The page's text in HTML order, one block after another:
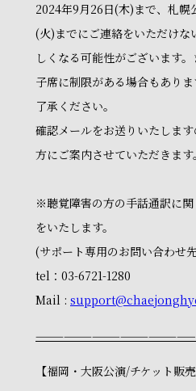
2024年9月26日(木)まで、札幌
(火)までにご連絡をいただけな
しくなる可能性がございます
子席に制限がある場合もあり
了承ください。
確認メールをお送りいたしま
方にご案内させていただきます
※聴覚障害の方の手話通訳に
をいたします。
(サポート専用のお問い合わせ
tel：03-6721-1280
Mail :
【福岡・大阪公演/チケット販